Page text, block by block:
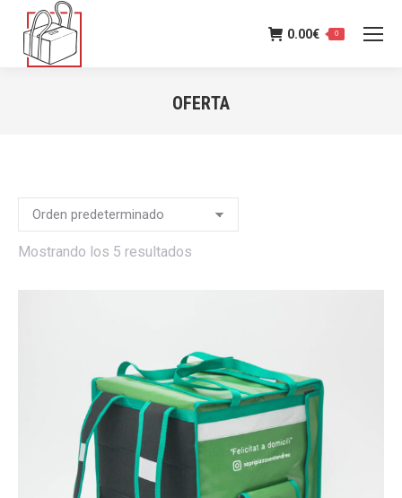
0.00€ 0
OFERTA
Mostrando los 5 resultados